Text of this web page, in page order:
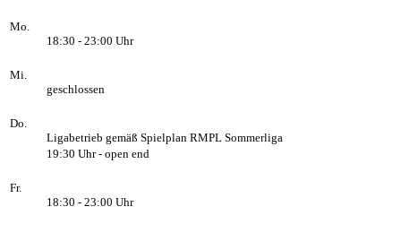
Mo.
18:30 - 23:00 Uhr
Mi.
geschlossen
Do.
Ligabetrieb gemäß Spielplan RMPL Sommerliga
19:30 Uhr - open end
Fr.
18:30 - 23:00 Uhr